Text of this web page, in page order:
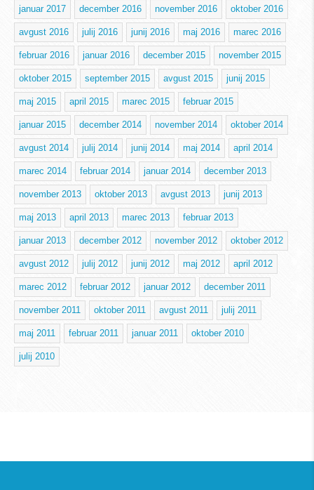
januar 2017 december 2016 november 2016 oktober 2016
avgust 2016 julij 2016 junij 2016 maj 2016 marec 2016
februar 2016 januar 2016 december 2015 november 2015
oktober 2015 september 2015 avgust 2015 junij 2015
maj 2015 april 2015 marec 2015 februar 2015
januar 2015 december 2014 november 2014 oktober 2014
avgust 2014 julij 2014 junij 2014 maj 2014 april 2014
marec 2014 februar 2014 januar 2014 december 2013
november 2013 oktober 2013 avgust 2013 junij 2013
maj 2013 april 2013 marec 2013 februar 2013
januar 2013 december 2012 november 2012 oktober 2012
avgust 2012 julij 2012 junij 2012 maj 2012 april 2012
marec 2012 februar 2012 januar 2012 december 2011
november 2011 oktober 2011 avgust 2011 julij 2011
maj 2011 februar 2011 januar 2011 oktober 2010
julij 2010